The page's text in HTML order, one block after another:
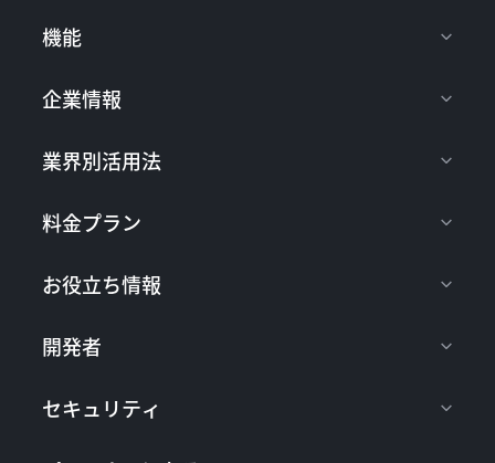
機能
企業情報
業界別活用法
料金プラン
お役立ち情報
開発者
セキュリティ